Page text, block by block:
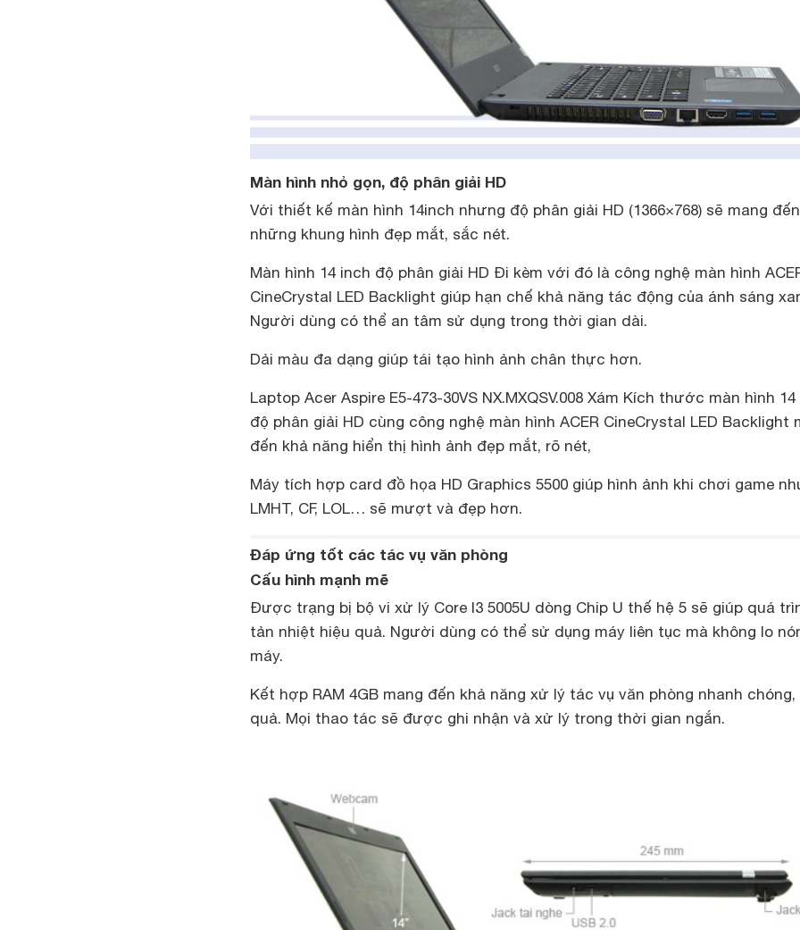
Màn hình nhỏ gọn, độ phân giải HD
Với thiết kế màn hình 14inch nhưng độ phân giải HD (1366×768) sẽ mang đến
những khung hình đẹp mắt, sắc nét.
Màn hình 14 inch độ phân giải HD Đi kèm với đó là công nghệ màn hình
CineCrystal LED Backlight giúp hạn chế khả năng tác động của ánh sáng
Người dùng có thể an tâm sử dụng trong thời gian dài.
Dải màu đa dạng giúp tái tạo hình ảnh chân thực hơn.
Laptop Acer Aspire E5-473-30VS NX.MXQSV.008 Xám Kích thước màn hình
độ phân giải HD cùng công nghệ màn hình ACER CineCrystal LED Backlight
đến khả năng hiển thị hình ảnh đẹp mắt, rõ nét,
Máy tích hợp card đồ họa HD Graphics 5500 giúp hình ảnh khi chơi game
LMHT, CF, LOL… sẽ mượt và đẹp hơn.
Đáp ứng tốt các tác vụ văn phòng
Cấu hình mạnh mẽ
Được trạng bị bộ vi xử lý Core I3 5005U dòng Chip U thế hệ 5 sẽ giúp quá
tản nhiệt hiệu quả. Người dùng có thể sử dụng máy liên tục mà không lo
máy.
Kết hợp RAM 4GB mang đến khả năng xử lý tác vụ văn phòng nhanh chóng,
quả. Mọi thao tác sẽ được ghi nhận và xử lý trong thời gian ngắn.